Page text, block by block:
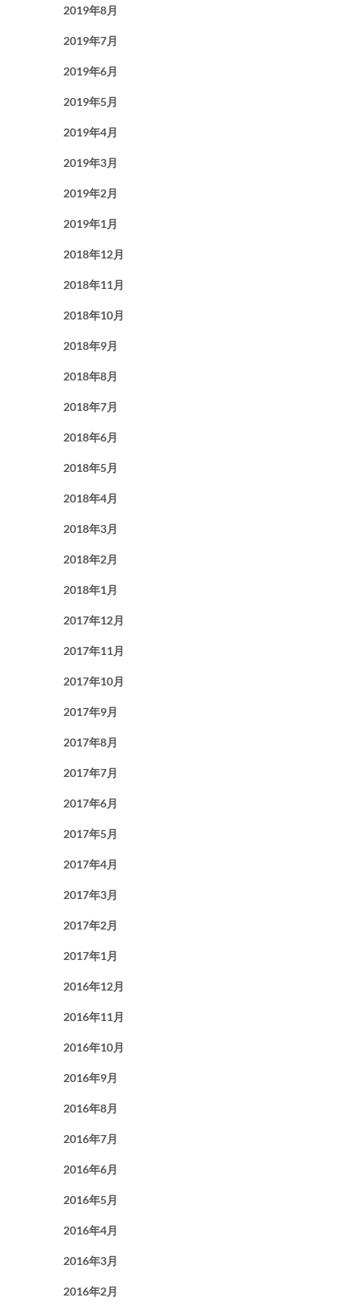
2019年8月
2019年7月
2019年6月
2019年5月
2019年4月
2019年3月
2019年2月
2019年1月
2018年12月
2018年11月
2018年10月
2018年9月
2018年8月
2018年7月
2018年6月
2018年5月
2018年4月
2018年3月
2018年2月
2018年1月
2017年12月
2017年11月
2017年10月
2017年9月
2017年8月
2017年7月
2017年6月
2017年5月
2017年4月
2017年3月
2017年2月
2017年1月
2016年12月
2016年11月
2016年10月
2016年9月
2016年8月
2016年7月
2016年6月
2016年5月
2016年4月
2016年3月
2016年2月